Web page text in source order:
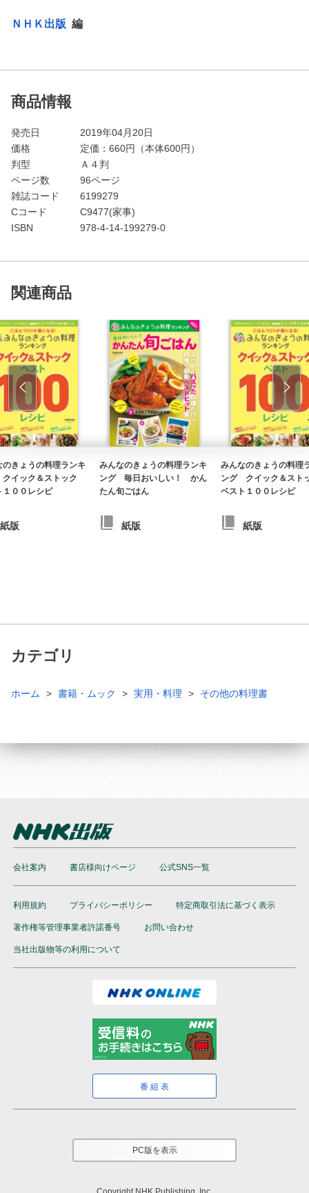
ＮＨＫ出版 編
商品情報
発売日
2019年04月20日
価格
定価： 660円（本体600円）
判型
Ａ４判
ページ数
96ページ
雑誌コード
6199279
Cコード
C9477(家事)
ISBN
978-4-14-199279-0
関連商品
のきょうの料理ランキ
イック＆ストック
１００レシピ
紙版
みんなのきょうの料理ランキ
ング 毎日おいしい！ かん
たん旬ごはん
紙版
みんなのきょうの料理
ング クイック＆ス
ベスト１００レシピ
紙版
カテゴリ
ホーム 書籍・ムック 実用・料理 その他の料理書
会社案内 書店様向けページ 公式SNS一覧
利用規約 プライバシーポリシー 特定商取引法に基づく表示
著作権等管理事業者許諾番号 お問い合わせ
当社出版物等の利用について
番組表
PC版を表示